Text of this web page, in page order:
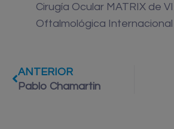
Cirugía Ocular MATRIX de
Oftalmológica Internacional
ANTERIOR
Pablo Chamartin